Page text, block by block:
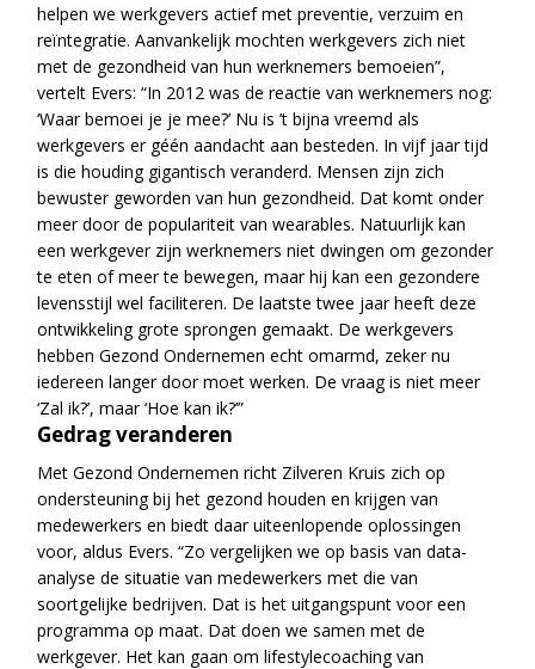
helpen we werkgevers actief met preventie, verzuim en
reïntegratie. Aanvankelijk mochten werkgevers zich niet
met de gezondheid van hun werknemers bemoeien”,
vertelt Evers: “In 2012 was de reactie van werknemers nog:
‘Waar bemoei je je mee?’ Nu is ’t bijna vreemd als
werkgevers er géén aandacht aan besteden. In vijf jaar tijd
is die houding gigantisch veranderd. Mensen zijn zich
bewuster geworden van hun gezondheid. Dat komt onder
meer door de populariteit van wearables. Natuurlijk kan
een werkgever zijn werknemers niet dwingen om gezonder
te eten of meer te bewegen, maar hij kan een gezondere
levensstijl wel faciliteren. De laatste twee jaar heeft deze
ontwikkeling grote sprongen gemaakt. De werkgevers
hebben Gezond Ondernemen echt omarmd, zeker nu
iedereen langer door moet werken. De vraag is niet meer
‘Zal ik?’, maar ‘Hoe kan ik?’”
Gedrag veranderen
Met Gezond Ondernemen richt Zilveren Kruis zich op
ondersteuning bij het gezond houden en krijgen van
medewerkers en biedt daar uiteenlopende oplossingen
voor, aldus Evers. “Zo vergelijken we op basis van data-
analyse de situatie van medewerkers met die van
soortgelijke bedrijven. Dat is het uitgangspunt voor een
programma op maat. Dat doen we samen met de
werkgever. Het kan gaan om lifestylecoaching van